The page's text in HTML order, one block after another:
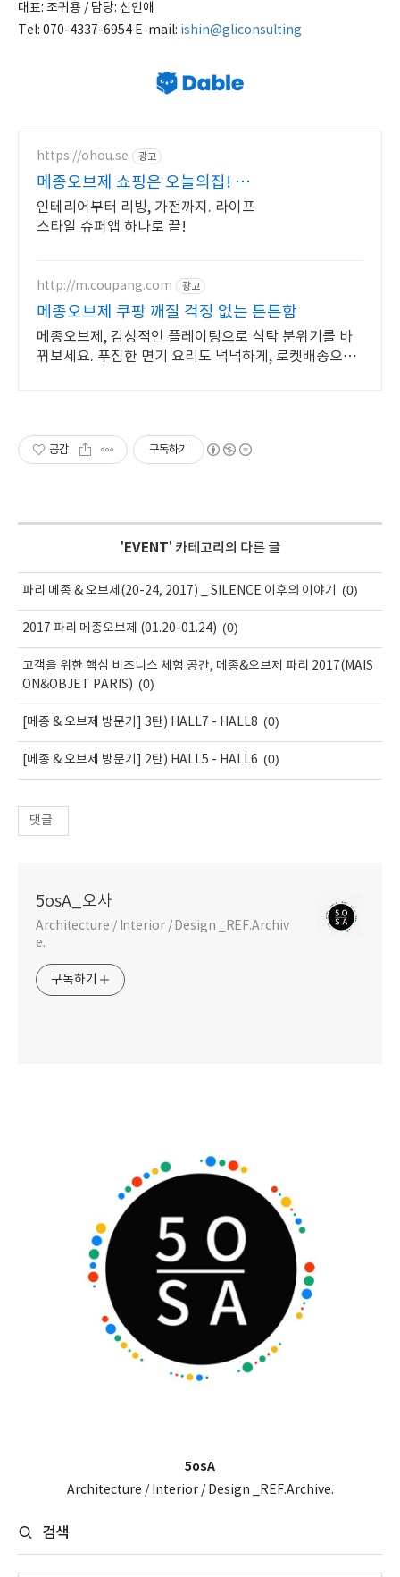
대표: 조귀용 / 담당: 신인애
Tel: 070-4337-6954 E-mail: ishin@gliconsulting
https://ohou.se 광고
메종오브제 쇼핑은 오늘의집! 첫
구매라면 최대 2만원 할인
인테리어부터 리빙, 가전까지. 라이프
스타일 슈퍼앱 하나로 끝!
http://m.coupang.com 광고
메종오브제 쿠팡 깨질 걱정 없는 튼튼함
메종오브제, 감성적인 플레이팅으로 식탁 분위기를 바
꿔보세요. 푸짐한 면기 요리도 넉넉하게, 로켓배송으로
공감 구독하기
' EVENT' 카테고리의 다른 글
파리 메종 & 오브제(20-24, 2017) _ SILENCE 이후의 이야기 (0)
2017 파리 메종오브제 (01.20-01.24) (0)
고객을 위한 핵심 비즈니스 체험 공간, 메종&오브제 파리 2017(MAIS
ON&OBJET PARIS) (0)
[메종 & 오브제 방문기] 3탄) HALL7 - HALL8 (0)
[메종 & 오브제 방문기] 2탄) HALL5 - HALL6 (0)
댓글
5osA_오사
Architecture / Interior / Design _REF.Archiv
e.
구독하기
5osA
Architecture / Interior / Design _REF.Archive.
검색